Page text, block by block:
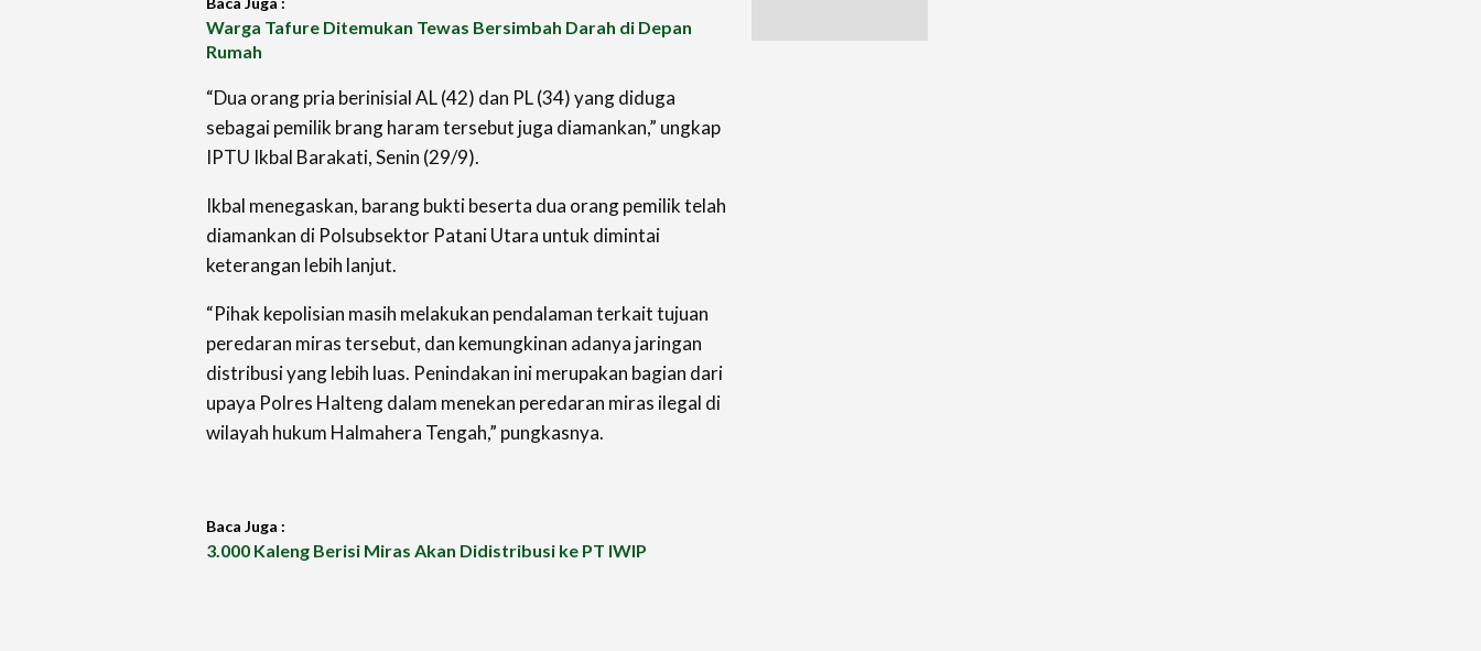
Warga Tafure Ditemukan Tewas Bersimbah Darah di Depan
Rumah
“Dua orang pria berinisial AL (42) dan PL (34) yang diduga
sebagai pemilik brang haram tersebut juga diamankan,” ungkap
IPTU Ikbal Barakati, Senin (29/9).
Ikbal menegaskan, barang bukti beserta dua orang pemilik telah
diamankan di Polsubsektor Patani Utara untuk dimintai
keterangan lebih lanjut.
“Pihak kepolisian masih melakukan pendalaman terkait tujuan
peredaran miras tersebut, dan kemungkinan adanya jaringan
distribusi yang lebih luas. Penindakan ini merupakan bagian dari
upaya Polres Halteng dalam menekan peredaran miras ilegal di
wilayah hukum Halmahera Tengah,” pungkasnya.
Baca Juga :
3.000 Kaleng Berisi Miras Akan Didistribusi ke PT IWIP